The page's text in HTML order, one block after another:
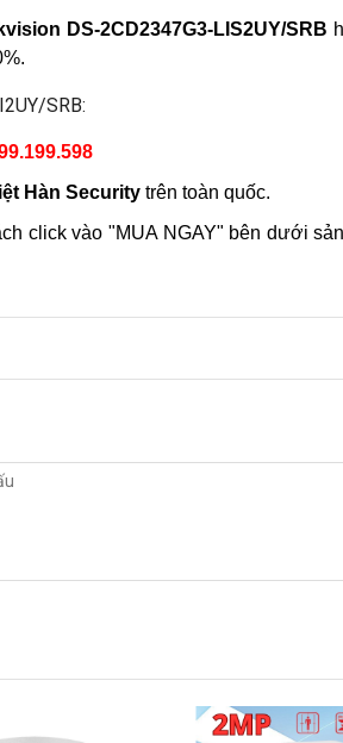
DS-2CD2347G3-LIS2UY/SRB
SRB:
Hàn Security trên toàn quốc.
click vào "MUA NGAY" bên dưới